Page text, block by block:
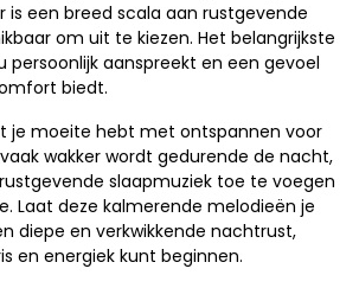
is een breed scala aan rustgevende
om uit te kiezen. Het belangrijkste
persoonlijk aanspreekt en een gevoel
biedt.
je moeite hebt met ontspannen voor
wakker wordt gedurende de nacht,
slaapmuziek toe te voegen
Laat deze kalmerende melodieën je
diepe en verkwikkende nachtrust,
en energiek kunt beginnen.